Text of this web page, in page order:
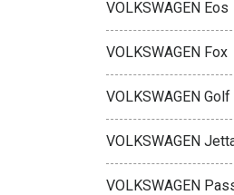
VOLKSWAGEN Eos
VOLKSWAGEN Fox
VOLKSWAGEN Golf
VOLKSWAGEN
VOLKSWAGEN